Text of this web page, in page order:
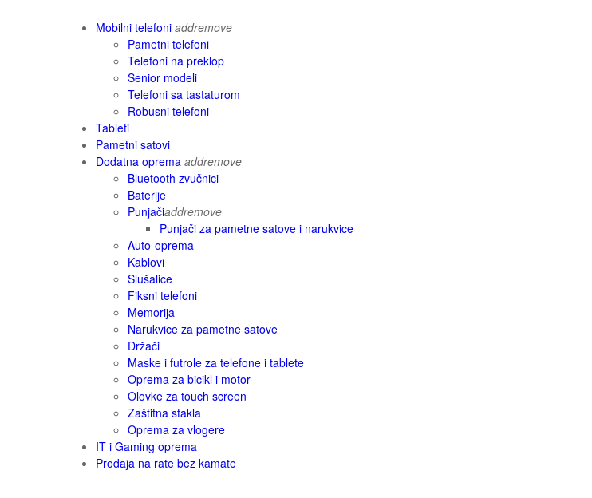
Mobilni telefoni addremove
Pametni telefoni
Telefoni na preklop
Senior modeli
Telefoni sa tastaturom
Robusni telefoni
Tableti
Pametni satovi
Dodatna oprema addremove
Bluetooth zvučnici
Baterije
Punjačiaddremove
Punjači za pametne satove i narukvice
Auto-oprema
Kablovi
Slušalice
Fiksni telefoni
Memorija
Narukvice za pametne satove
Držači
Maske i futrole za telefone i tablete
Oprema za bicikl i motor
Olovke za touch screen
Zaštitna stakla
Oprema za vlogere
IT i Gaming oprema
Prodaja na rate bez kamate